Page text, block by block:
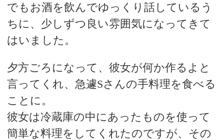
でもお酒を飲んでゆっくり話しているう
ちに、少しずつ良い雰囲気になってきて
はいました。
夕方ごろになって、彼女が何か作るよと
言ってくれ、急遽Sさんの手料理を食べる
ことに。
彼女は冷蔵庫の中にあったものを使って
簡単な料理をしてくれたのですが、その